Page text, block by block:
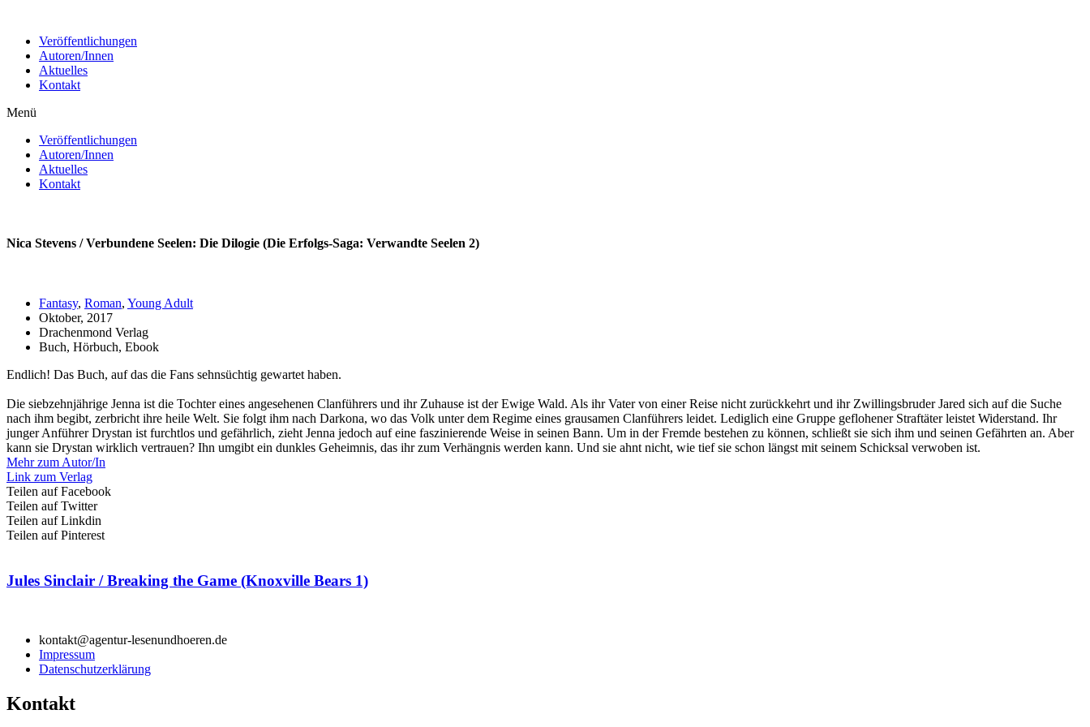
wechselnVeröffentlichungen
Autoren/Innen
Aktuelles
Kontakt
Menü
Veröffentlichungen
Autoren/Innen
Aktuelles
Kontakt
Nica Stevens / Verbundene Seelen: Die Dilogie (Die Erfolgs-Saga: Verwandte Seelen 2)
Fantasy, Roman, Young Adult
Oktober, 2017
Drachenmond Verlag
Buch, Hörbuch, Ebook
Endlich! Das Buch, auf das die Fans sehnsüchtig gewartet haben.
Die siebzehnjährige Jenna ist die Tochter eines angesehenen Clanführers und ihr Zuhause ist der Ewige Wald. Als ihr Vater von einer Reise nicht zurückkehrt und ihr Zwillingsbruder Jared sich auf die Suche
nach ihm begibt, zerbricht ihre heile Welt. Sie folgt ihm nach Darkona, wo das Volk unter dem Regime eines grausamen Clanführers leidet. Lediglich eine Gruppe geflohener Straftäter leistet Widerstand. Ihr
junger Anführer Drystan ist furchtlos und gefährlich, zieht Jenna jedoch auf eine faszinierende Weise in seinen Bann. Um in der Fremde bestehen zu können, schließt sie sich ihm und seinen Gefährten an. Aber
kann sie Drystan wirklich vertrauen? Ihn umgibt ein dunkles Geheimnis, das ihr zum Verhängnis werden kann. Und sie ahnt nicht, wie tief sie schon längst mit seinem Schicksal verwoben ist.
Mehr zum Autor/In
Link zum Verlag
Teilen auf Facebook
Teilen auf Twitter
Teilen auf Linkdin
Teilen auf Pinterest
Jules Sinclair / Breaking the Game (Knoxville Bears 1)
kontakt@agentur-lesenundhoeren.de
Impressum
Datenschutzerklärung
Kontakt